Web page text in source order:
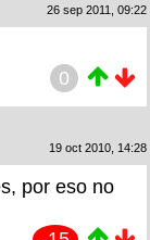
26 sep 2011, 09:22
0
19 oct 2010, 14:28
por eso no